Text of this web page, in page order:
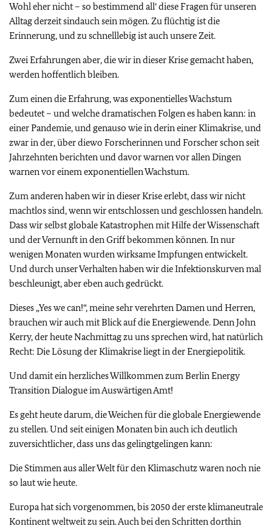
Wohl eher nicht – so bestimmend all‘ diese Fragen für unseren
Alltag derzeit sindauch sein mögen. Zu flüchtig ist die
Erinnerung, und zu schnelllebig ist auch unsere Zeit.
Zwei Erfahrungen aber, die wir in dieser Krise gemacht haben,
werden hoffentlich bleiben.
Zum einen die Erfahrung, was exponentielles Wachstum
bedeutet – und welche dramatischen Folgen es haben kann: in
einer Pandemie, und genauso wie in derin einer Klimakrise, und
zwar in der, über diewo Forscherinnen und Forscher schon seit
Jahrzehnten berichten und davor warnen vor allen Dingen
warnen vor einem exponentiellen Wachstum.
Zum anderen haben wir in dieser Krise erlebt, dass wir nicht
machtlos sind, wenn wir entschlossen und geschlossen handeln.
Dass wir selbst globale Katastrophen mit Hilfe der Wissenschaft
und der Vernunft in den Griff bekommen können. In nur
wenigen Monaten wurden wirksame Impfungen entwickelt.
Und durch unser Verhalten haben wir die Infektionskurven mal
beschleunigt, aber eben auch gedrückt.
Dieses „Yes we can!“, meine sehr verehrten Damen und Herren,
brauchen wir auch mit Blick auf die Energiewende. Denn John
Kerry, der heute Nachmittag zu uns sprechen wird, hat natürlich
Recht: Die Lösung der Klimakrise liegt in der Energiepolitik.
Und damit ein herzliches Willkommen zum Berlin Energy
Transition Dialogue im Auswärtigen Amt!
Es geht heute darum, die Weichen für die globale Energiewende
zu stellen. Und seit einigen Monaten bin auch ich deutlich
zuversichtlicher, dass uns das gelingtgelingen kann:
Die Stimmen aus aller Welt für den Klimaschutz waren noch nie
so laut wie heute.
Europa hat sich vorgenommen, bis 2050 der erste klimaneutrale
Kontinent weltweit zu sein. Auch bei den Schritten dorthin